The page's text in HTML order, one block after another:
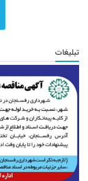
تبلیغات